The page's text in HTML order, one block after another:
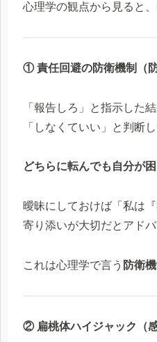
心理学の観点から見ると
① 責任回避の防衛機制（
「報告しろ」と指示した
「しなくていい」と判断
どちらに転んでも自分が
曖昧にしておけば「私は
寄り添いが大切だとアド
これは心理学で言う 防衛
② 扁桃体ハイジャック（